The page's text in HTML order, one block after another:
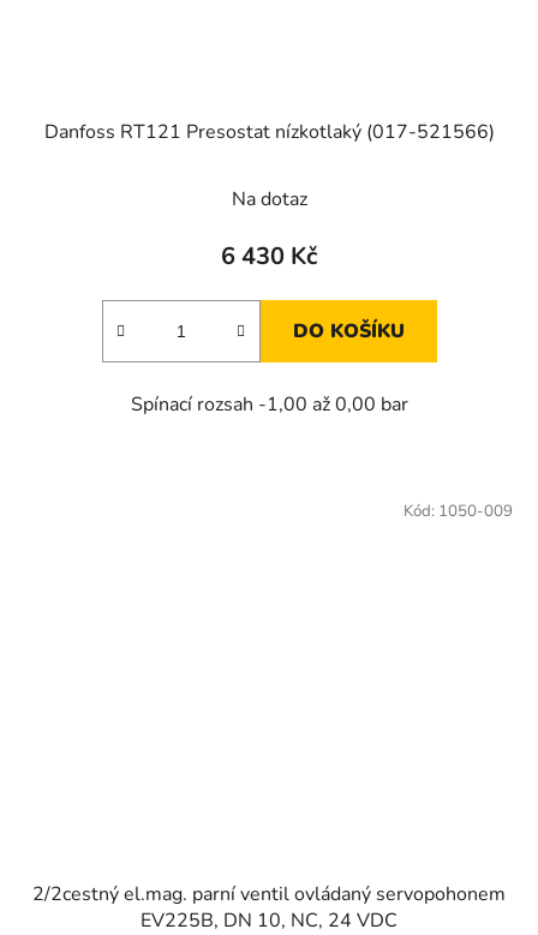
Danfoss RT121 Presostat nízkotlaký (017-521566)
Na dotaz
6 430 Kč
DO KOŠÍKU
Spínací rozsah -1,00 až 0,00 bar
2/2cestný el.mag. parní ventil ovládaný servopohonem
EV225B, DN 10, NC, 24 VDC
Kód: 1050-009